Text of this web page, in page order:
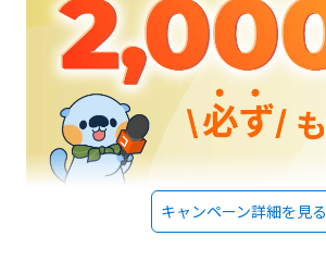
キャンペーン詳細を見る